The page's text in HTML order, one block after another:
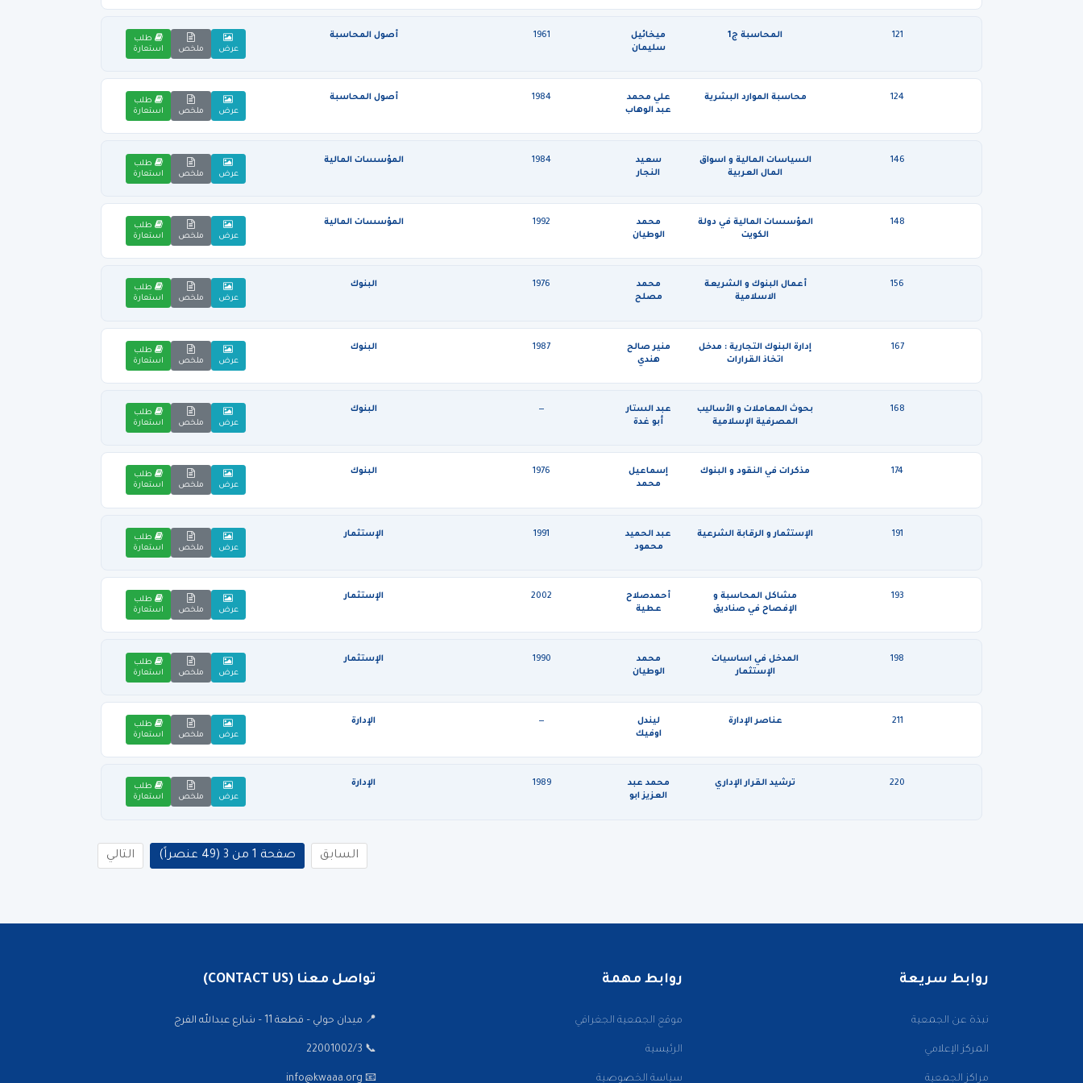
121 المحاسبة ج1
ميخائيل
سليمان
1961 أصول المحاسبة
عرض ملخص
طلب
استعارة
124 محاسبة الموارد البشرية
علي محمد
عبد الوهاب
1984 أصول المحاسبة
عرض ملخص
طلب
استعارة
146
السياسات المالية و اسواق
المال العربية
سعيد
النجار
1984 المؤسسات المالية
عرض ملخص
طلب
استعارة
148
المؤسسات المالية في دولة
الكويت
محمد
الوطيان
1992 المؤسسات المالية
عرض ملخص
طلب
استعارة
156
أعمال البنوك و الشريعة
الاسلامية
محمد
مصلح
1976 البنوك
عرض ملخص
طلب
استعارة
167
إدارة البنوك التجارية : مدخل
اتخاذ القرارات
منير صالح
هندي
1987 البنوك
عرض ملخص
طلب
استعارة
168
بحوث المعاملات و الأساليب
المصرفية الإسلامية
عبد الستار
أبو غدة
— البنوك
عرض ملخص
طلب
استعارة
174 مذكرات في النقود و البنوك
إسماعيل
محمد
1976 البنوك
عرض ملخص
طلب
استعارة
191 الإستثمار و الرقابة الشرعية
عبد الحميد
محمود
1991 الإستثمار
عرض ملخص
طلب
استعارة
193
مشاكل المحاسبة و
الإفصاح في صناديق
أحمدصلاح
عطية
2002 الإستثمار
عرض ملخص
طلب
استعارة
198
المدخل في اساسيات
الإستثمار
محمد
الوطيان
1990 الإستثمار
عرض ملخص
طلب
استعارة
211 عناصر الإدارة
ليندل
اوفيك
— الإدارة
عرض ملخص
طلب
استعارة
220 ترشيد القرار الإداري
محمد عبد
العزيز ابو
1989 الإدارة
عرض ملخص
طلب
استعارة
السابق صفحة 1 من 3 (49 عنصراً) التالي
روابط سريعة
نبذة عن الجمعية
المركز الإعلامي
مراكز الجمعية
روابط مهمة
موقع الجمعية الجغرافي
الرئيسية
سياسة الخصوصية
تواصل معنا (CONTACT US)
📍 ميدان حولي – قطعة 11 – شارع عبدالله الفرج
📞 22001002/3
📧 info@kwaaa.org